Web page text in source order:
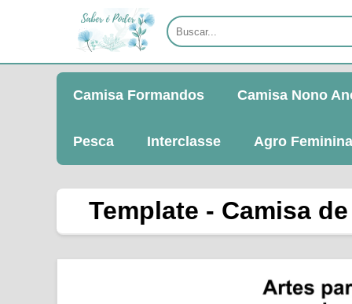
Camisa Formandos Camisa Nono
Pesca Interclasse Agro Feminina
Template - Camisa